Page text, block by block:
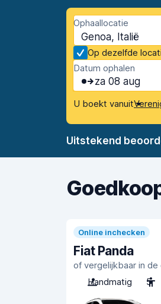
Ophaallocatie
Genoa, Italië
Op dezelfde
Datum ophalen
za 08 aug
U boekt vanuit
Uitstekend
Online inchecken
Fiat Panda
of vergelijkbaar in
Handmatig
5